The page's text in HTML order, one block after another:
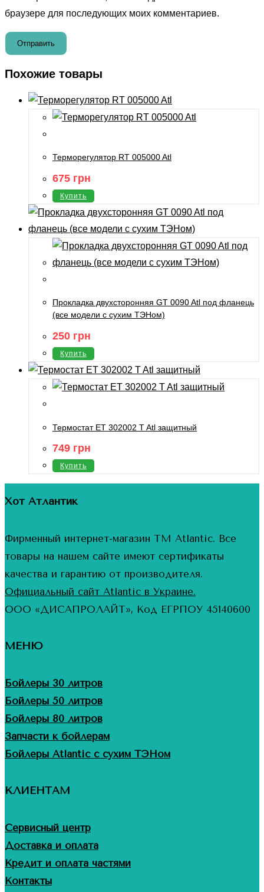
браузере для последующих моих комментариев.
Похожие товары
Терморегулятор RT 005000 Atl
675 грн
Купить
Прокладка двухсторонняя GT 0090 Atl под фланець
(все модели с сухим ТЭНом)
250 грн
Купить
Термостат ET 302002 T Atl защитный
749 грн
Купить
Хот Атлантик
Фирменный интернет-магазин ТМ Atlantic. Все
товары на нашем сайте имеют сертификаты
качества и гарантию от производителя.
Официальный сайт Atlantic в Украине.
ООО «ДИСАПРОЛАЙТ», Код ЕГРПОУ 45140600
МЕНЮ
Бойлеры 30 литров
Бойлеры 50 литров
Бойлеры 80 литров
Запчасти к бойлерам
Бойлеры Atlantic с сухим ТЭНом
КЛИЕНТАМ
Сервисный центр
Доставка и оплата
Кредит и оплата частями
Контакты